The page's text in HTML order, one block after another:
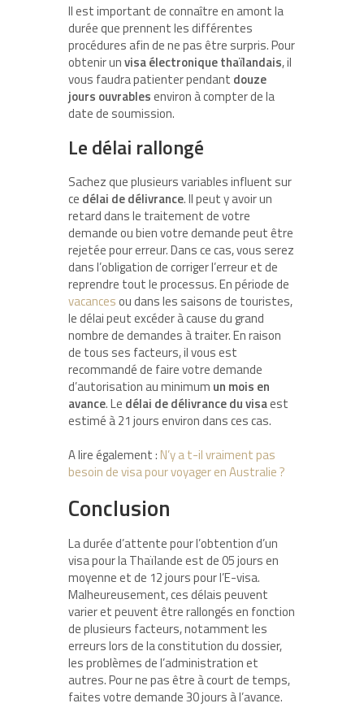
Il est important de connaître en amont la
durée que prennent les différentes
procédures afin de ne pas être surpris. Pour
obtenir unvisa électroniquethaïlandais, il
vous faudra patienter pendant douze
jours ouvrablesenviron à compter de la
date de soumission.
Le délai rallongé
Sachez que plusieurs variables influent sur
ce délai de délivrance. Il peut y avoir un
retard dans le traitement de votre
demande ou bien votre demande peut être
rejetée pour erreur. Dans ce cas, vous serez
dans l’obligation de corriger l’erreur et de
reprendre tout le processus. En période de
vacancesou dans les saisons de touristes,
le délai peut excéder à cause du grand
nombre de demandes à traiter. En raison
de tous ses facteurs, il vous est
recommandé de faire votre demande
d’autorisation au minimum un mois en
avance. Le délai de délivrance du visaest
estimé à 21 jours environ dans ces cas.
A lire également : N’y a t-il vraiment pas
besoin de visa pour voyager en Australie ?
Conclusion
La durée d’attente pour l’obtention d’un
visa pour la Thaïlande est de 05 jours en
moyenne et de 12 jours pour l’E-visa.
Malheureusement, ces délais peuvent
varier et peuvent être rallongés en fonction
de plusieurs facteurs, notamment les
erreurs lors de la constitution du dossier,
les problèmes de l’administration et
autres. Pour ne pas être à court de temps,
faites votre demande 30 jours à l’avance.